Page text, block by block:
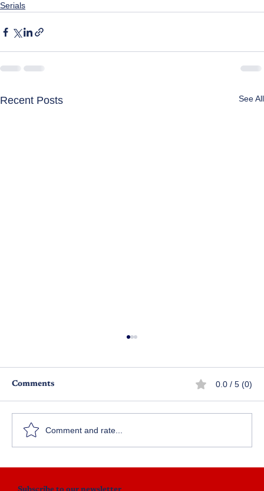
Serials
Recent Posts See All
వ్యాపార ప్రపంచం – పార్ట్ 1
Comments 0.0 / 5 (0)
Comment and rate...